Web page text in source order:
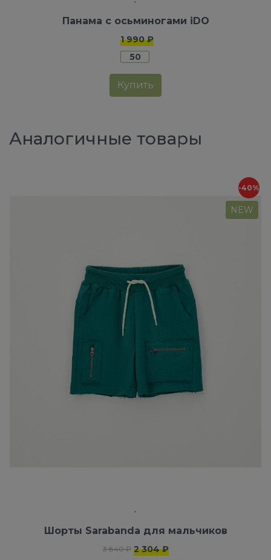
Панама с осьминогами iDO
1 990 ₽
50
Купить
Аналогичные товары
-40%
NEW
Шорты Sarabanda для мальчиков
3 840 ₽ 2 304 ₽